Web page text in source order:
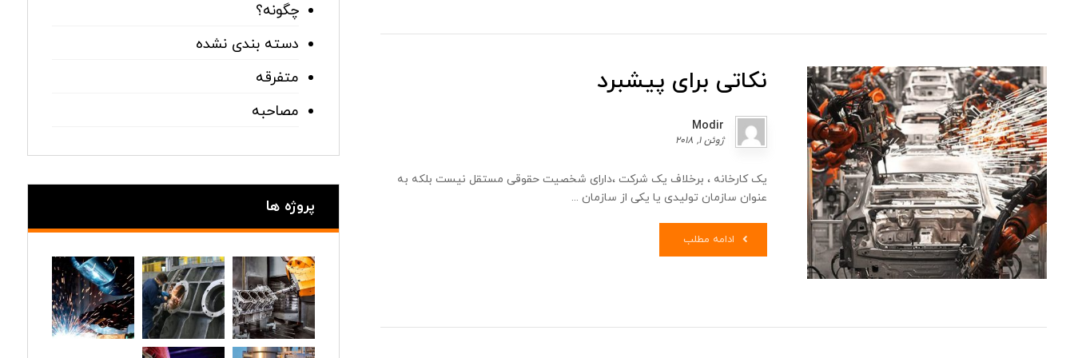
نکاتی برای پیشبرد
Modir
ژوئن ۱, ۲۰۱۸
یک کارخانه ، برخلاف یک شرکت ،دارای شخصیت حقوقی مستقل نیست بلکه به
عنوان سازمان تولیدی یا یکی از سازمان ...
ادامه مطلب
چگونه؟
دسته بندی نشده
متفرقه
مصاحبه
پروژه ها